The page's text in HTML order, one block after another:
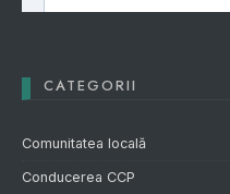
CATEGORII
Comunitatea locală
Conducerea CCP